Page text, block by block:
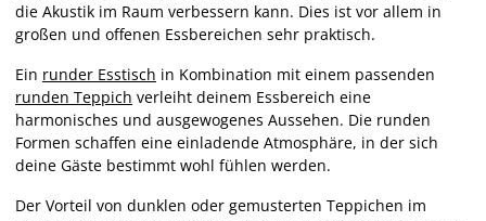
die Akustik im Raum verbessern kann. Dies ist vor allem in
großen und offenen Essbereichen sehr praktisch.
Ein runder Esstisch in Kombination mit einem passenden
runden Teppich verleiht deinem Essbereich eine
harmonisches und ausgewogenes Aussehen. Die runden
Formen schaffen eine einladende Atmosphäre, in der sich
deine Gäste bestimmt wohl fühlen werden.
Der Vorteil von dunklen oder gemusterten Teppichen im